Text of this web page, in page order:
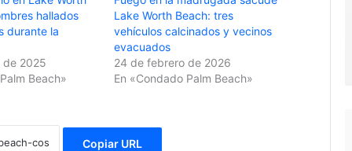
hallados
durante la
de 2025
Beach»
Lake Worth Beach: tres
vehículos calcinados y vecinos
evacuados
24 de febrero de 2026
En «Condado Palm Beach»
Copiar URL